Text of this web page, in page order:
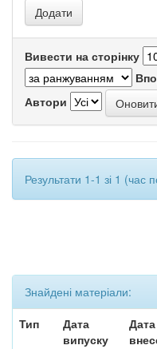
Вивести на сторінку
Автори
Результати 1-1 зі 1 (час
Знайдені матеріали:
Тип
Дата
випуску
Дата